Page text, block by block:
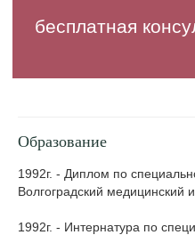
Образование
1992г. - Диплом по
Волгоградский медицинский
1992г. - Интернатура по